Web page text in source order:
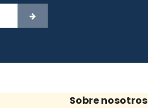
Sobre nosotros